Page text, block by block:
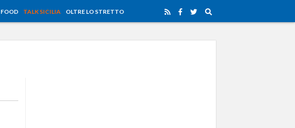
FOOD TALK SICILIA OLTRE LO STRETTO